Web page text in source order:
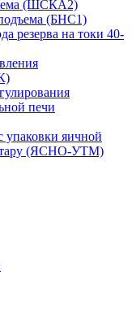
(ШСКА2)
(БНС1)
резерва на токи 40-
печи
упаковки яичной
тару (ЯСНО-УТМ)